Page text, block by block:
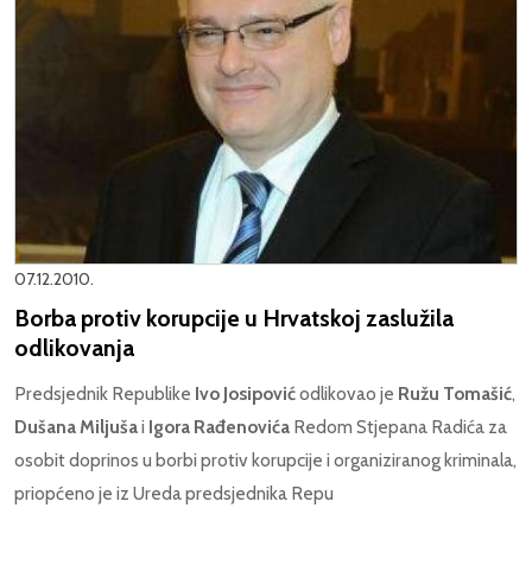
07.12.2010.
Borba protiv korupcije u Hrvatskoj zaslužila
odlikovanja
Predsjednik Republike Ivo Josipovićodlikovao je Ružu Tomašić,
Dušana Miljušai Igora Rađenovića Redom Stjepana Radića za
osobit doprinos u borbi protiv korupcije i organiziranog kriminala,
priopćeno je iz Ureda predsjednika Repu